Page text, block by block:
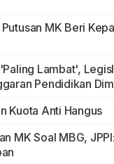
MK Beri
Lambat',
Pendidikan
Kuota Anti Hangus
MK Soal MBG,